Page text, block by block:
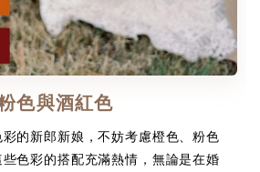
色與酒紅色
的新郎新娘，不妨考慮橙色、粉色
色彩的搭配充滿熱情，無論是在婚